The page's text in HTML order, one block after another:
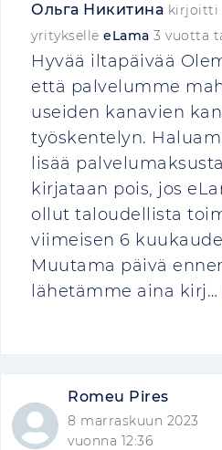
Ольга Никитина kirjoitti
yritykselle eLama 3 vuotta
Hyvää iltapäivää
että palvelumme
useiden kanavien
työskentelyn.
lisää
kirjataan pois, jos
ollut taloudellista
viimeisen 6
Muutama päivä
lähetämme aina kirj…
Romeu Pires
8 marraskuun 2023
vuonna 12:36